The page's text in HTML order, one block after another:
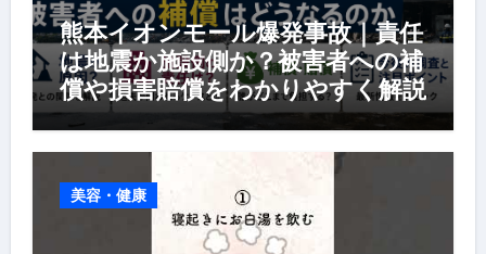
熊本イオンモール爆発事故｜責任
は地震か施設側か？被害者への補
償や損害賠償をわかりやすく解説
美容・健康